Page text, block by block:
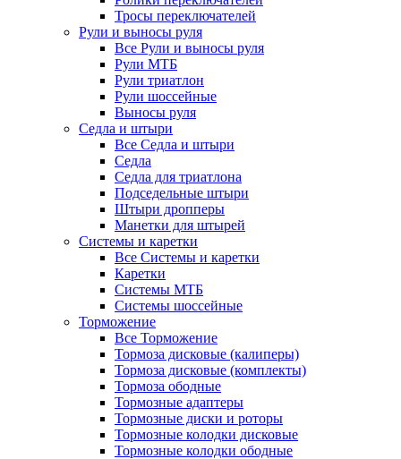
Тросы переключателей
Рули и выносы руля
Все Рули и выносы руля
Рули МТБ
Рули триатлон
Рули шоссейные
Выносы руля
Седла и штыри
Все Седла и штыри
Седла
Седла для триатлона
Подседельные штыри
Штыри дропперы
Манетки для штырей
Системы и каретки
Все Системы и каретки
Каретки
Системы МТБ
Системы шоссейные
Торможение
Все Торможение
Тормоза дисковые (калиперы)
Тормоза дисковые (комплекты)
Тормоза ободные
Тормозные адаптеры
Тормозные диски и роторы
Тормозные колодки дисковые
Тормозные колодки ободные